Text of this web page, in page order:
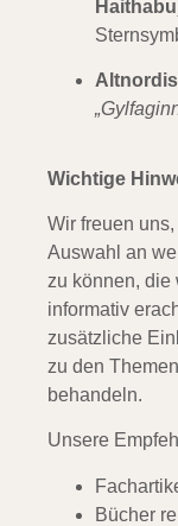
Haithabu
Wichtige
Wir freuen
Auswahl an
zu können, die
informativ
zusätzliche
zu den
behandeln.
Unsere
Bücher